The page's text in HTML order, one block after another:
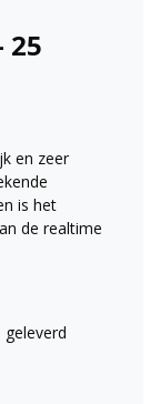
25
en zeer
is het
de realtime